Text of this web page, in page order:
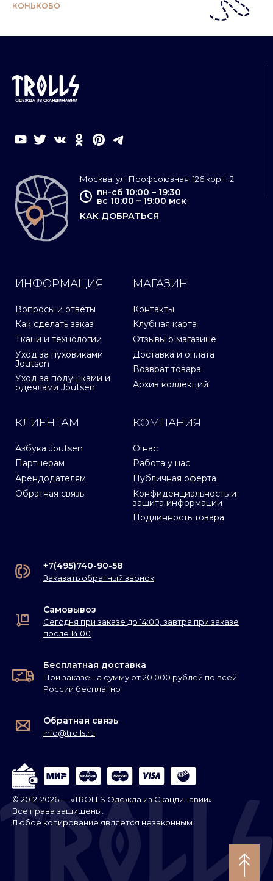
КОНЬКОВО
ИНФОРМАЦИЯ
Вопросы и ответы
Как сделать заказ
Ткани и технологии
Уход за пуховиками
Joutsen
Уход за подушками и
одеялами Joutsen
МАГАЗИН
Контакты
Клубная карта
Отзывы о магазине
Доставка и оплата
Возврат товара
Архив коллекций
КЛИЕНТАМ
Азбука Joutsen
Партнерам
Арендодателям
Обратная связь
КОМПАНИЯ
О нас
Работа у нас
Публичная оферта
Конфиденциальность и
защита информации
Подлинность товара
Москва, ул. Профсоюзная, 126 корп. 2
пн-сб 10:00 – 19:30
вс 10:00 – 19:00 мск
КАК ДОБРАТЬСЯ
+7(495)740-90-58
Заказать обратный звонок
Самовывоз
Сегодня при заказе до 14:00, завтра при заказе
после 14:00
Бесплатная доставка
При заказе на сумму от 20 000 рублей по всей
России бесплатно
Обратная связь
info@trolls.ru
© 2012-2026 — «TROLLS Одежда из Скандинавии».
Все права защищены.
Любое копирование является незаконным.